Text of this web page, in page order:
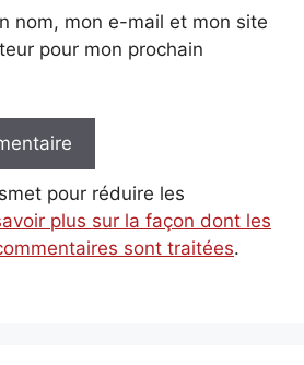
nom, mon e-mail et mon site
pour mon prochain
pour réduire les
plus sur la façon dont les
sont traitées.